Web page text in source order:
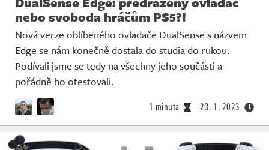
nebo svoboda hráčům PS5?!
Nová verze oblíbeného ovladače DualSense s názvem
Edge se nám konečně dostala do studia do rukou.
Podívali jsme se tedy na všechny jeho součásti a
pořádně ho otestovali.
1 minuta 23. 1. 2023